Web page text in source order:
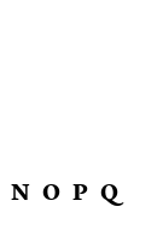
N O P Q